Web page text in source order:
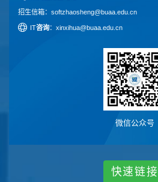
快速链接
招生信箱：softzhaosheng@buaa.edu.cn
IT咨询：xinxihua@buaa.edu.cn
微信公众号